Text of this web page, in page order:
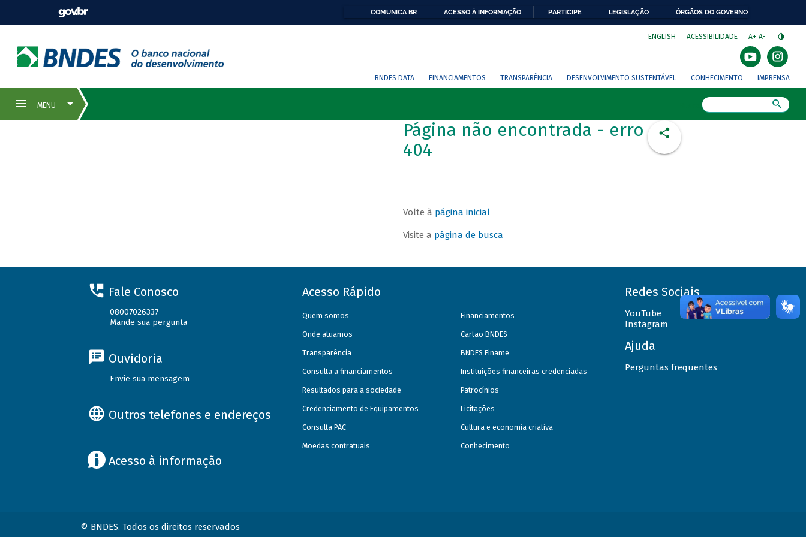
COMUNICA BR ACESSO À INFORMAÇÃO PARTICIPE LEGISLAÇÃO ÓRGÃOS DO GOVERNO
ENGLISH ACESSIBILIDADE A+ A-
BNDES DATA FINANCIAMENTOS TRANSPARÊNCIA DESENVOLVIMENTO SUSTENTÁVEL CONHECIMENTO IMPRENSA
Página não encontrada - erro
404
Volte à página inicial
Visite a página de busca
Fale Conosco
08007026337
Mande sua pergunta
Ouvidoria
Envie sua mensagem
Outros telefones e endereços
Acesso à informação
Acesso Rápido
Quem somos
Onde atuamos
Transparência
Consulta a financiamentos
Resultados para a sociedade
Credenciamento de Equipamentos
Consulta PAC
Moedas contratuais
Financiamentos
Cartão BNDES
BNDES Finame
Instituições financeiras credenciadas
Patrocínios
Licitações
Cultura e economia criativa
Conhecimento
Redes Sociais
YouTube
Instagram
Ajuda
Perguntas frequentes
© BNDES. Todos os direitos reservados